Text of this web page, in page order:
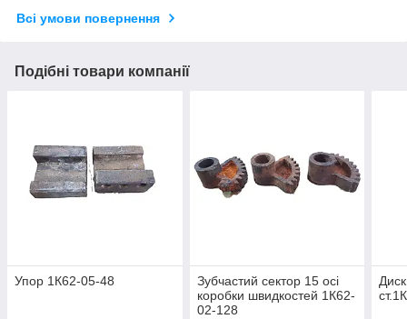
Всі умови повернення
Подібні товари компанії
Упор 1К62-05-48
Зубчастий сектор 15 осі
коробки швидкостей 1К62-
02-128